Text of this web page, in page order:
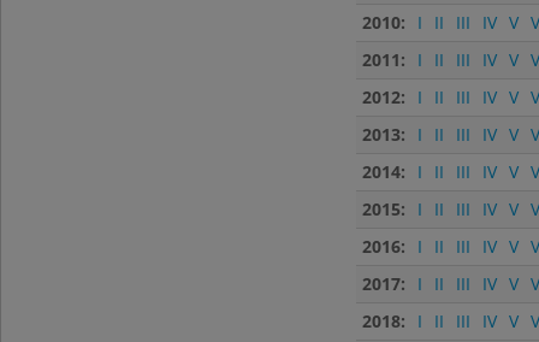
2010:
I II III IV V
2011:
I II III IV V
2012:
I II III IV V
2013:
I II III IV V
2014:
I II III IV V
2015:
I II III IV V
2016:
I II III IV V
2017:
I II III IV V
2018:
I II III IV V